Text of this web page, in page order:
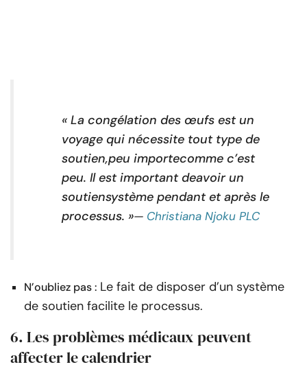
« La congélation des œufs est un
voyage qui nécessite tout type de
soutien,peu importecomme c’est
peu. Il est important deavoir un
soutiensystème pendant et après le
processus. »— Christiana Njoku PLC
N’oubliez pas : Le fait de disposer d’un système
de soutien facilite le processus.
6. Les problèmes médicaux peuvent
affecter le calendrier